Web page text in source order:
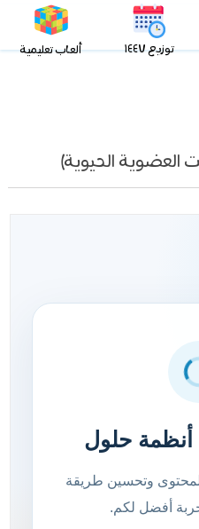
توزيع ١٤٤٧ ألعاب تعليمية
العضوية الحيوية)